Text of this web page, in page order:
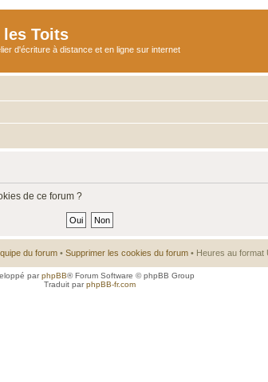
Toits
d'écriture à distance et en ligne sur internet
de ce forum ?
du forum • Supprimer les cookies du forum • Heures au format
parphpBB® Forum Software © phpBB Group
Traduit parphpBB-fr.com